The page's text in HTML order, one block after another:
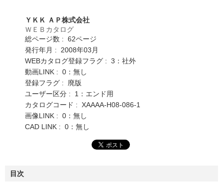
ＹＫＫ ＡＰ株式会社
ＷＥＢカタログ
総ページ数 : 62ページ
発行年月 : 2008年03月
WEBカタログ登録フラグ : 3：社外
動画LINK : 0：無し
登録フラグ : 廃版
ユーザー区分 : 1：エンド用
カタログコード : XAAAA-H08-086-1
画像LINK : 0：無し
CAD LINK : 0：無し
目次